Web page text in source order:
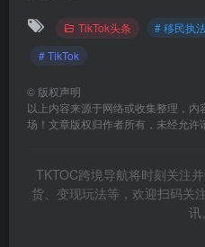
TikTok头条 # 移民执
# TikTok
© 版权声明
以上内容来源于网络或收集整理，
场！文章版权归作者所有，未经允许
TKTOC跨境导航将时刻关注
货、变现玩法等，欢迎扫码关
讯。